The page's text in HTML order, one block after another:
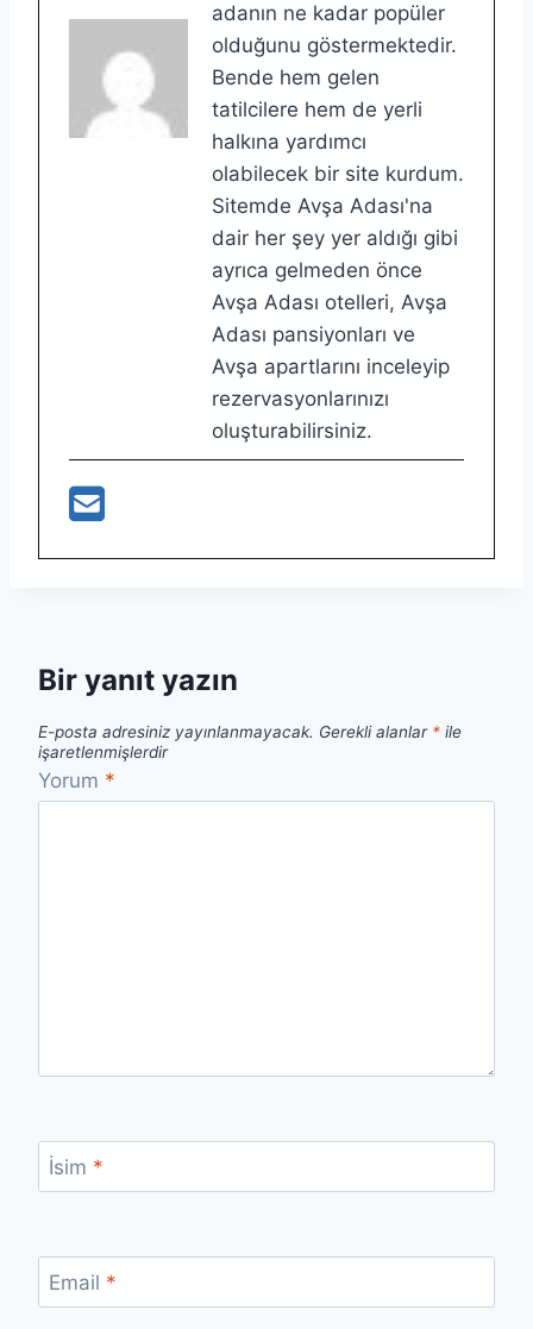
adanın ne kadar popüler
olduğunu göstermektedir.
Bende hem gelen
tatilcilere hem de yerli
halkına yardımcı
olabilecek bir site kurdum.
Sitemde Avşa Adası'na
dair her şey yer aldığı gibi
ayrıca gelmeden önce
Avşa Adası otelleri, Avşa
Adası pansiyonları ve
Avşa apartlarını inceleyip
rezervasyonlarınızı
oluşturabilirsiniz.
Bir yanıt yazın
E-posta adresiniz yayınlanmayacak. Gerekli alanlar * ile
işaretlenmişlerdir
Yorum *
İsim *
Email *